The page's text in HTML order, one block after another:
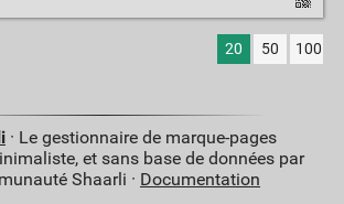
20 50 100
· Le gestionnaire de marque-pages
et sans base de données par
Shaarli · Documentation